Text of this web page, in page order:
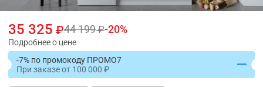
35 325 44 199 20
Подробнее о цене
-7% по промокоду ПРОМО7
При заказеот 100 000